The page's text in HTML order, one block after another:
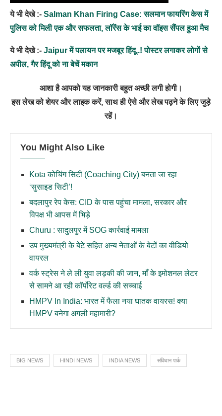
ये भी देखे :- Salman Khan Firing Case: सलमान फायरिंग केस में
पुलिस को मिली एक और सफलता, लॉरेंस के भाई का वॉइस सैंपल हुआ मैच
ये भी देखे :- Jaipur में पलायन पर मजबूर हिंदू..! पोस्टर लगाकर लोगों से
अपील, गैर हिंदू को ना बेचें मकान
आशा है आपको यह जानकारी बहुत अच्छी लगी होगी।
इस लेख को शेयर और लाइक करें, साथ ही ऐसे और लेख पढ़ने के लिए जुड़े
रहें।
You Might Also Like
Kota कोचिंग सिटी (Coaching City) बनता जा रहा
‘सुसाइड सिटी’!
बदलापुर रेप केस: CID के पास पहुंचा मामला, सरकार और
विपक्ष भी आपस में भिड़े
Churu : सादुलपुर में SOG कार्रवाई मामला
उप मुख्यमंत्री के बेटे सहित अन्य नेताओं के बेटों का वीडियो
वायरल
वर्क स्ट्रेस ने ले ली युवा लड़की की जान, माँ के इमोशनल लेटर
से सामने आ रही कॉर्पोरेट वर्ल्ड की सच्चाई
HMPV In India: भारत में फैला नया घातक वायरस! क्या
HMPV बनेगा अगली महामारी?
BIG NEWS HINDI NEWS INDIA NEWS संविधान पार्क